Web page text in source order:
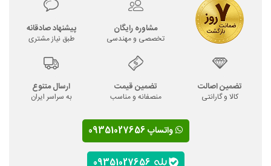
مشاوره رایگان
تخصصی و مهندسی
پیشنهاد صادقانه
طبق نیاز مشتری
تضمین اصالت
کالا و گارانتی
تضمین قیمت
منصفانه و مناسب
ارسال متنوع
به سراسر ایران
واتساپ 09351027656